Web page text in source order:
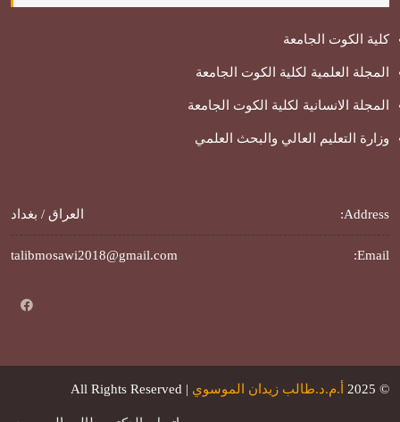
كلية الكوت الجامعة
المجلة العلمية لكلية الكوت الجامعة
المجلة الانسانية لكلية الكوت الجامعة
وزارة التعليم العالي والبحث العلمي
Address: العراق / بغداد
Email:
talibmosawi2018@gmail.com
© 2025 أ.م.د.طالب زيدان الموسوي | All Rights Reserved